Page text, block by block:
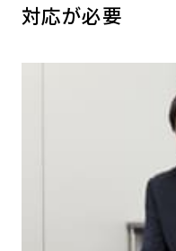
対応が必要